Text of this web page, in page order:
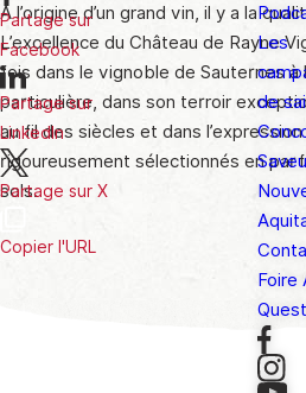
Les
de
Foire
A l’origine d’un grand vin, il y a la
L’excellence du Château de Rayne
fois dans le vignoble de Sauternes à
particulière, dans son terroir
au fil des siècles et dans
rigoureusement sélectionnés en
sols.
Partage sur
Facebook
Partage sur
LinkedIn
Partage sur X
Copier l'URL